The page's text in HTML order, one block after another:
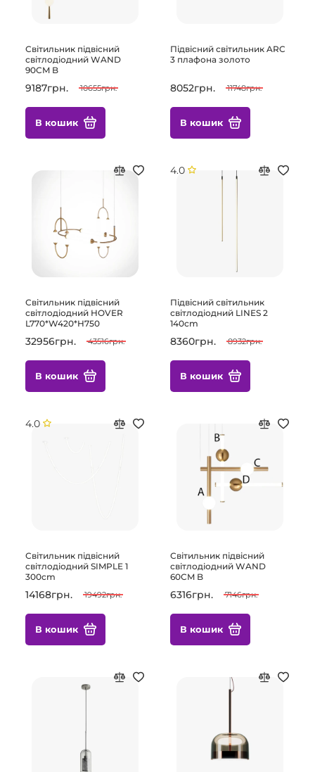
Світильник підвісний
світлодіодний WAND
90CM B
9187грн. 10655грн.
В кошик
Підвісний світильник ARC
3 плафона золото
8052грн. 11748грн.
В кошик
Світильник підвісний
світлодіодний HOVER
L770*W420*H750
32956грн. 43516грн.
В кошик
4.0
Підвісний світильник
світлодіодний LINES 2
140cm
8360грн. 8932грн.
В кошик
4.0
Світильник підвісний
світлодіодний SIMPLE 1
300cm
14168грн. 19492грн.
В кошик
Світильник підвісний
світлодіодний WAND
60CM B
6316грн. 7146грн.
В кошик